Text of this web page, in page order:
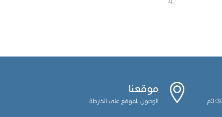
موقعنا
الوصول للموقع على الخارطة